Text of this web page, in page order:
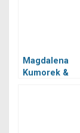
Magdalena
Kumorek &